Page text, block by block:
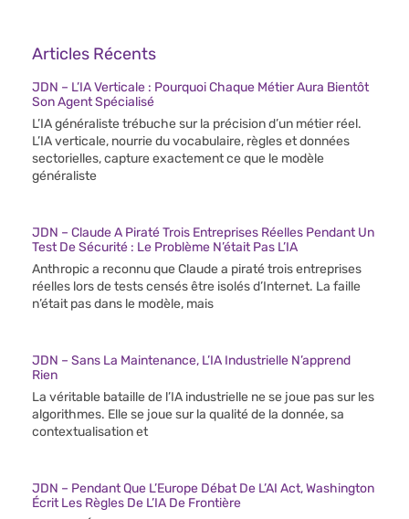
Articles Récents
JDN – L’IA Verticale : Pourquoi Chaque Métier Aura Bientôt
Son Agent Spécialisé
L’IA généraliste trébuche sur la précision d’un métier réel.
L’IA verticale, nourrie du vocabulaire, règles et données
sectorielles, capture exactement ce que le modèle
généraliste
JDN – Claude A Piraté Trois Entreprises Réelles Pendant Un
Test De Sécurité : Le Problème N’était Pas L’IA
Anthropic a reconnu que Claude a piraté trois entreprises
réelles lors de tests censés être isolés d’Internet. La faille
n’était pas dans le modèle, mais
JDN – Sans La Maintenance, L’IA Industrielle N’apprend
Rien
La véritable bataille de l’IA industrielle ne se joue pas sur les
algorithmes. Elle se joue sur la qualité de la donnée, sa
contextualisation et
JDN – Pendant Que L’Europe Débat De L’AI Act, Washington
Écrit Les Règles De L’IA De Frontière